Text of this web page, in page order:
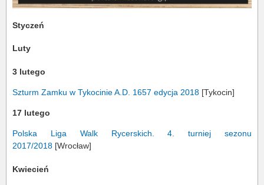
Styczeń
Luty
3 lutego
Szturm Zamku w Tykocinie A.D. 1657 edycja 2018 [Tykocin]
17 lutego
Polska Liga Walk Rycerskich. 4. turniej sezonu
2017/2018 [Wrocław]
Kwiecień